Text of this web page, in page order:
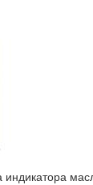
индикатора